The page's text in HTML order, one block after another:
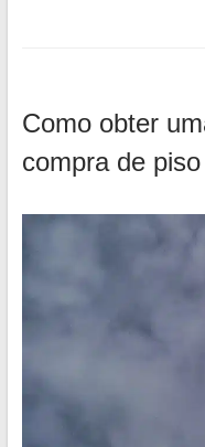
Como obter
compra de